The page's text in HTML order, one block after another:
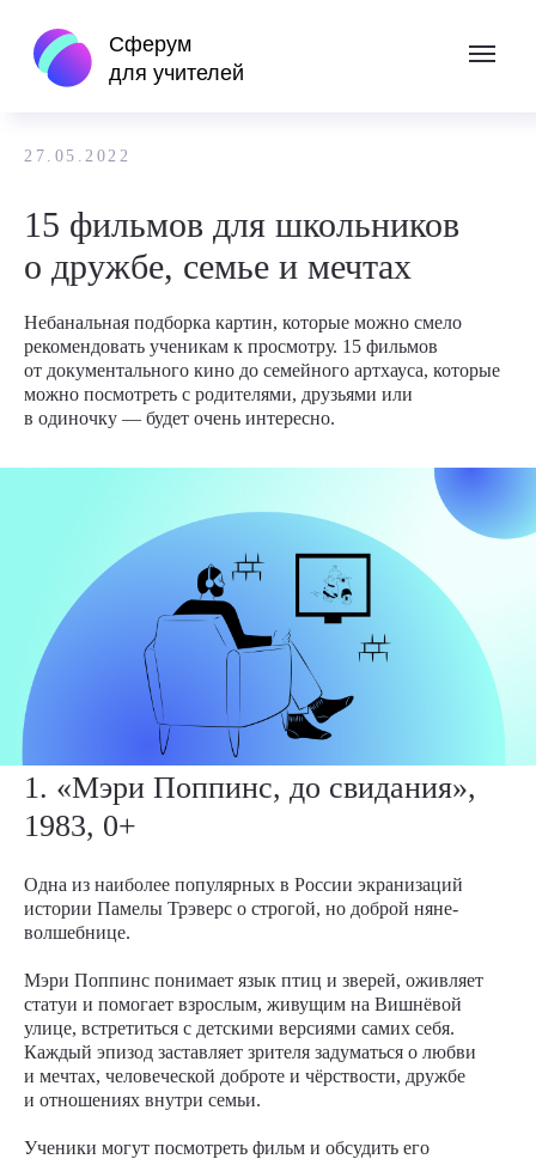
для учителей
назад
27.05.2022
15 фильмов для школьников
о дружбе, семье и мечтах
Небанальная подборка картин, которые можно смело
рекомендовать ученикам к просмотру. 15 фильмов
от документального кино до семейного артхауса, которые
можно посмотреть с родителями, друзьями или
в одиночку — будет очень интересно.
1. «Мэри Поппинс, до свидания»,
1983, 0+
Одна из наиболее популярных в России экранизаций
истории Памелы Трэверс о строгой, но доброй няне-
волшебнице.
Мэри Поппинс понимает язык птиц и зверей, оживляет
статуи и помогает взрослым, живущим на Вишнёвой
улице, встретиться с детскими версиями самих себя.
Каждый эпизод заставляет зрителя задуматься о любви
и мечтах, человеческой доброте и чёрствости, дружбе
и отношениях внутри семьи.
Ученики могут посмотреть фильм и обсудить его